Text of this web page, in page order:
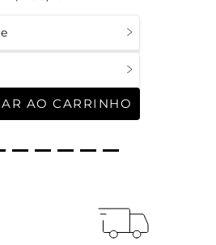
AO CARRINHO